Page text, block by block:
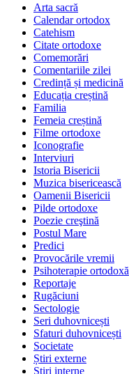
Arta sacră
Calendar ortodox
Catehism
Citate ortodoxe
Comemorări
Comentariile zilei
Credință și medicină
Educația creștină
Familia
Femeia creștină
Filme ortodoxe
Iconografie
Interviuri
Istoria Bisericii
Muzica bisericească
Oamenii Bisericii
Pilde ortodoxe
Poezie creştină
Postul Mare
Predici
Provocările vremii
Psihoterapie ortodoxă
Reportaje
Rugăciuni
Sectologie
Seri duhovnicești
Sfaturi duhovnicești
Societate
Știri externe
Ştiri interne